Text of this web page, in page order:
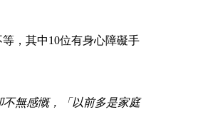
，其中10位有身心障礙手
不無感慨，「以前多是家庭